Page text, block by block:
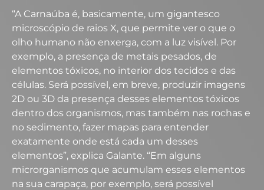
“A Carnaúba é, basicamente, um gigantesco
microscópio de raios X, que permite ver o que o
olho humano não enxerga, com a luz visível. Por
exemplo, a presença de metais pesados, de
elementos tóxicos, no interior dos tecidos e das
células. Será possível, em breve, produzir imagens
2D ou 3D da presença desses elementos tóxicos
dentro dos organismos, mas também nas rochas e
no sedimento, fazer mapas para entender
exatamente onde está cada um desses
elementos”, explica Galante. “Em alguns
microrganismos que acumulam esses elementos
na sua carapaça, por exemplo, será possível